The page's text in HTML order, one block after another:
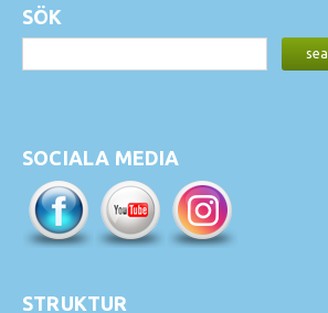
SÖK
SOCIALA MEDIA
STRUKTUR